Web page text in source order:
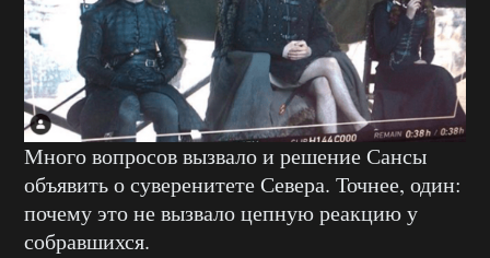
Много вопросов вызвало и решение Сансы
объявить о суверенитете Севера. Точнее, один:
почему это не вызвало цепную реакцию у
собравшихся.